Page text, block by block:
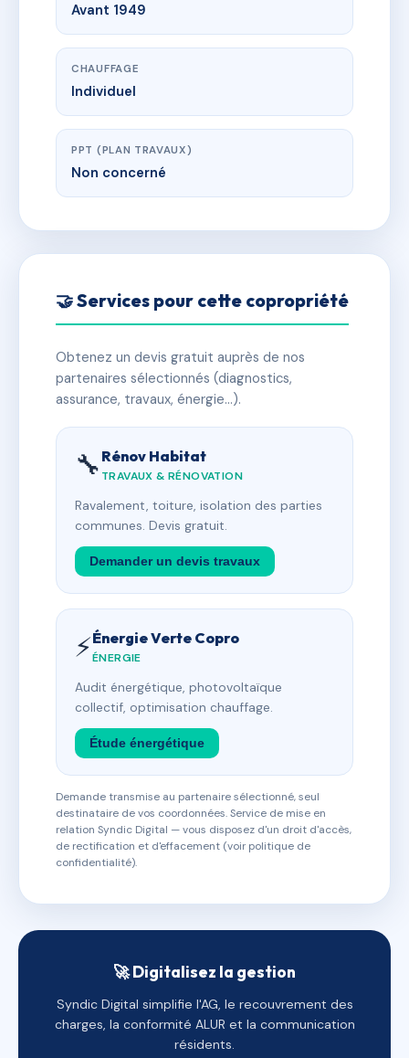
Avant 1949
CHAUFFAGE
Individuel
PPT (PLAN TRAVAUX)
Non concerné
🤝 Services pour cette copropriété
Obtenez un devis gratuit auprès de nos
partenaires sélectionnés (diagnostics,
assurance, travaux, énergie…).
🔧 Rénov Habitat
TRAVAUX & RÉNOVATION
Ravalement, toiture, isolation des parties
communes. Devis gratuit.
Demander un devis travaux
⚡Énergie Verte Copro
ÉNERGIE
Audit énergétique, photovoltaïque
collectif, optimisation chauffage.
Étude énergétique
Demande transmise au partenaire sélectionné, seul
destinataire de vos coordonnées. Service de mise en
relation Syndic Digital — vous disposez d'un droit d'accès,
de rectification et d'effacement (voir politique de
confidentialité).
🚀 Digitalisez la gestion
Syndic Digital simplifie l'AG, le recouvrement des
charges, la conformité ALUR et la communication
résidents.